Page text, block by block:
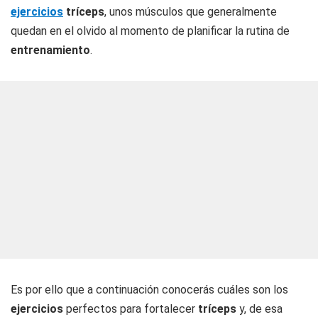
ejercicios tríceps, unos músculos que generalmente
quedan en el olvido al momento de planificar la rutina de
entrenamiento.
Es por ello que a continuación conocerás cuáles son los
ejercicios perfectos para fortalecer tríceps y, de esa